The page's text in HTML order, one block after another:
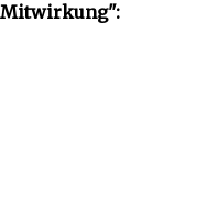
Mitwirkung":